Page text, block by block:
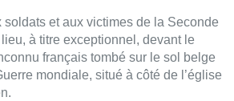
soldats et aux victimes de la Seconde
à titre exceptionnel, devant le
français tombé sur le sol belge
mondiale, situé à côté de l’église